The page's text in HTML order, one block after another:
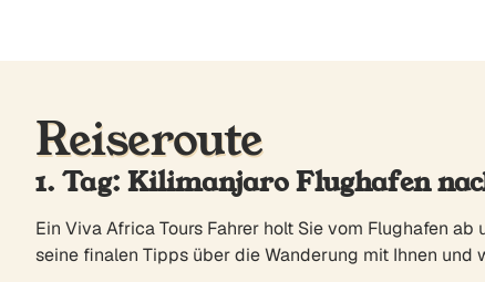
Reiseroute
1. Tag: Kilimanjaro Flughafen
Ein Viva Africa Tours Fahrer holt Sie vom Flughafen
seine finalen Tipps über die Wanderung mit Ihnen und